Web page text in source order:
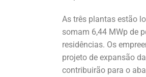
As três plantas estão
somam 6,44 MWp de
residências. Os
projeto de expansão
contribuirão para o